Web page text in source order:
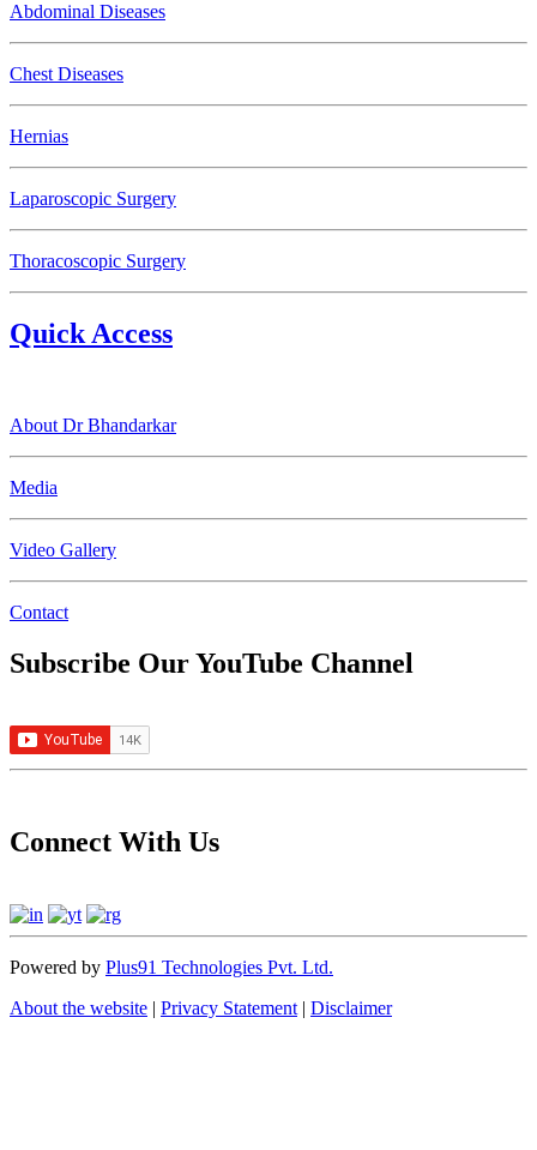
Abdominal Diseases
Chest Diseases
Hernias
Laparoscopic Surgery
Thoracoscopic Surgery
Quick Access
About Dr Bhandarkar
Media
Video Gallery
Contact
Subscribe Our YouTube Channel
Connect With Us
Powered by Plus91 Technologies Pvt. Ltd.
About the website | Privacy Statement | Disclaimer